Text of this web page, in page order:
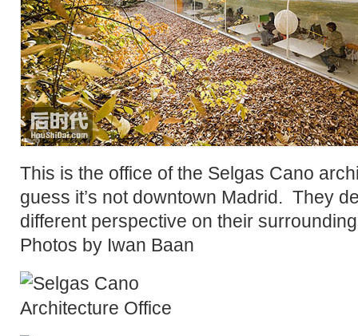
This is the office of the Selgas Cano
guess it’s not downtown Madrid. They
different perspective on their
Photos by Iwan Baan